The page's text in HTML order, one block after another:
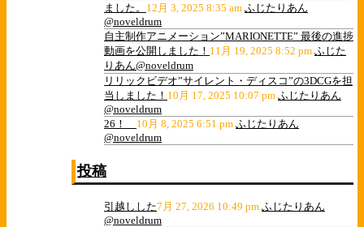
ました。 12月 3, 2025 8:35 am ふじたりあん
@noveldrum
自主制作アニメーション”MARIONETTE” 最後の進捗
動画を公開しました！ 11月 19, 2025 8:52 pm ふじた
りあん@noveldrum
リリックビデオ”サイレント・ディスコ”の3DCGを担
当しました！ 10月 17, 2025 10:07 pm ふじたりあん
@noveldrum
26！ 10月 8, 2025 6:51 pm ふじたりあん
@noveldrum
投稿
引越しした7月 27, 2026 10:49 pm ふじたりあん
@noveldrum